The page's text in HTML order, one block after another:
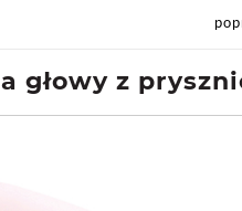
głowy z